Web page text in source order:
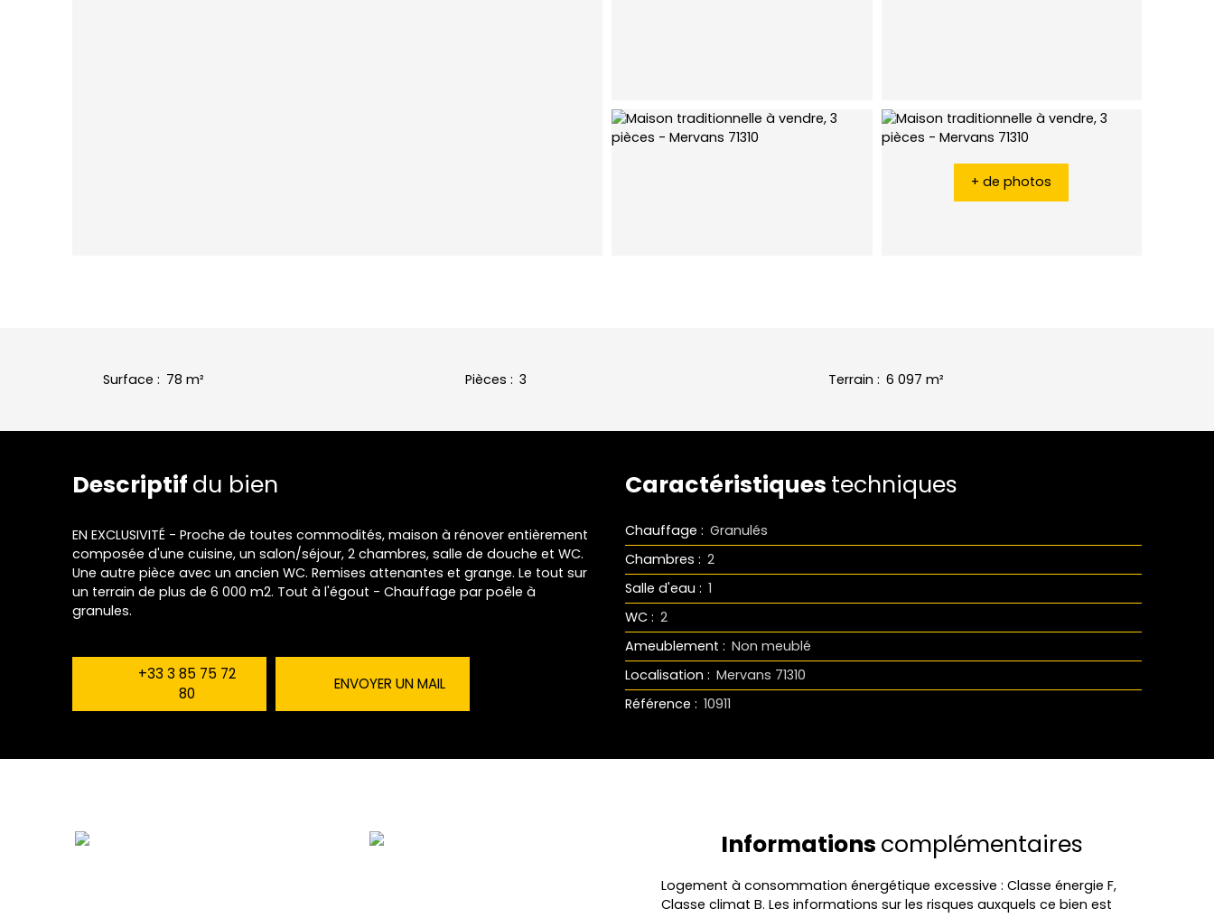
+ de photos
Surface : 78 m² Pièces : 3 Terrain : 6 097 m²
Descriptif du bien
EN EXCLUSIVITÉ - Proche de toutes commodités, maison à rénover entièrement
composée d'une cuisine, un salon/séjour, 2 chambres, salle de douche et WC.
Une autre pièce avec un ancien WC. Remises attenantes et grange. Le tout sur
un terrain de plus de 6 000 m2. Tout à l'égout - Chauffage par poêle à
granules.
+33 3 85 75 72
80
ENVOYER UN MAIL
Caractéristiques techniques
Chauffage : Granulés
Chambres : 2
Salle d'eau : 1
WC : 2
Ameublement : Non meublé
Localisation : Mervans 71310
Référence : 10911
Informations complémentaires
Logement à consommation énergétique excessive : Classe énergie F,
Classe climat B. Les informations sur les risques auxquels ce bien est